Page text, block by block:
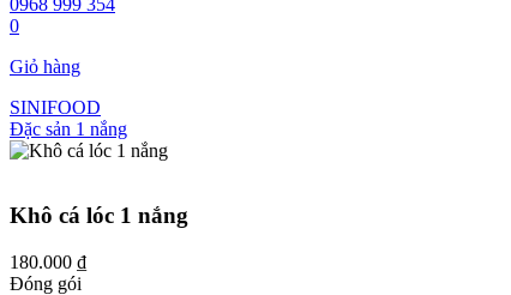
0968 999 354
0
Giỏ hàng
SINIFOOD
Đặc sản 1 nắng
Khô cá lóc 1 nắng
180.000 ₫
Đóng gói